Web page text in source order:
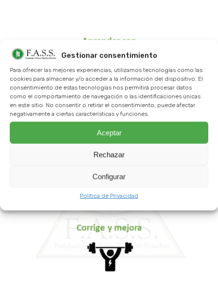
Gestionar consentimiento
Para ofrecer las mejores experiencias, utilizamos tecnologías como las
cookies para almacenar y/o acceder a la información del dispositivo. El
consentimiento de estas tecnologías nos permitirá procesar datos
como el comportamiento de navegación o las identificaciones únicas
en este sitio. No consentir o retirar el consentimiento, puede afectar
negativamente a ciertas características y funciones.
Aceptar
Rechazar
Configurar
Política de Privacidad